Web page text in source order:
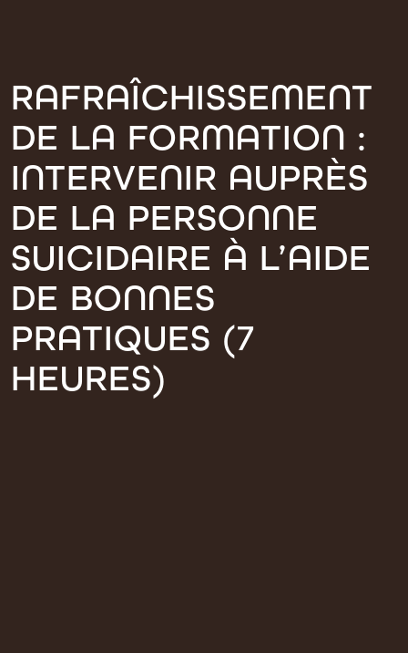
RAFRAÎCHISSEMENT
DE LA FORMATION :
INTERVENIR AUPRÈS
DE LA PERSONNE
SUICIDAIRE À L’AIDE
DE BONNES
PRATIQUES (7
HEURES)